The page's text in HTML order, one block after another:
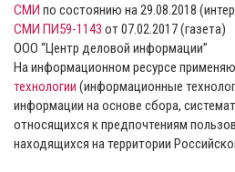
СМИ по состоянию на 29.08.2018
СМИ ПИ59-1143 от 07.02.2017 (газета)
ООО “Центр деловой информации”
На информационном ресурсе
технологии (информационные
информации на основе сбора,
относящихся к предпочтениям
находящихся на территории